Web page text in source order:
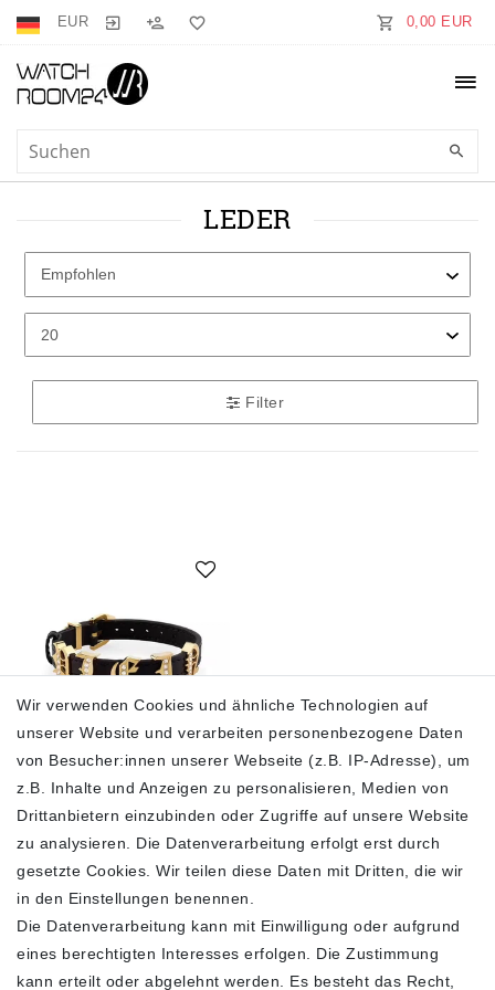
EUR 0,00 EUR
LEDER
Filter
Philipp Plein Damen
Armband LETTERING
Schwarz, Goldfarben
190,00 € 139,00 €
Versandkosten
In den Warenkorb
Wir verwenden Cookies und ähnliche Technologien auf
unserer Website und verarbeiten personenbezogene Daten
von Besucher:innen unserer Webseite (z.B. IP-Adresse), um
z.B. Inhalte und Anzeigen zu personalisieren, Medien von
Drittanbietern einzubinden oder Zugriffe auf unsere Website
zu analysieren. Die Datenverarbeitung erfolgt erst durch
gesetzte Cookies. Wir teilen diese Daten mit Dritten, die wir
in den Einstellungen benennen.
Die Datenverarbeitung kann mit Einwilligung oder aufgrund
eines berechtigten Interesses erfolgen. Die Zustimmung
kann erteilt oder abgelehnt werden. Es besteht das Recht,